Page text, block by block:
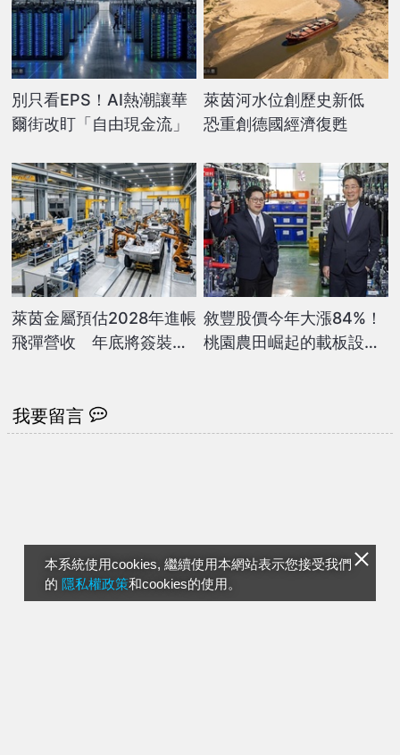
本系統使用cookies, 繼續使用本網站表示您接受我們
的 隱私權政策和cookies的使用。
別只看EPS！AI熱潮讓華
爾街改盯「自由現金流」
萊茵河水位創歷史新低
恐重創德國經濟復甦
萊茵金屬預估2028年進帳
飛彈營收 年底將簽裝甲
敘豐股價今年大漲84%！
桃園農田崛起的載板設備
我要留言